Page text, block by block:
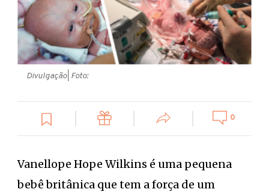
Divulgação| Foto:
0
Vanellope Hope Wilkins é uma pequena
bebê britânica que tem a força de um